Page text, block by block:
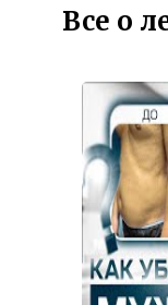
Все о